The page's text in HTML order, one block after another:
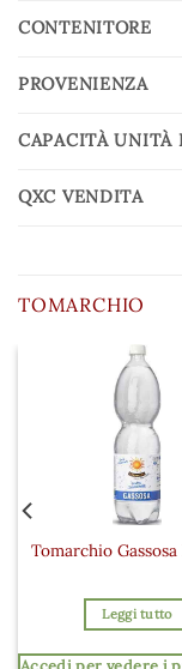
CONTENITORE
PROVENIENZA
CAPACITÀ UNITÀ
QXC VENDITA
TOMARCHIO
Tomarchio Gassosa
Leggi tutto